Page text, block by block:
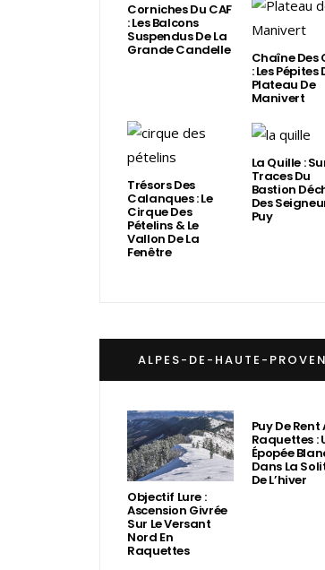
Corniches Du CAF
: Les Balcons
Suspendus De La
Grande Candelle Chaîne Des
: Les Pépites
Plateau De
Manivert
Trésors Des
Calanques : Le
Cirque Des
Pételins & Le
Vallon De La
Fenêtre
La Quille :
Traces Du
Bastion
Des
Puy
ALPES-DE-HAUTE-
Objectif Lure :
Ascension Givrée
Sur Le Versant
Nord En
Raquettes
Puy De Rent
Raquettes :
Épopée
Dans La
De L’hiver